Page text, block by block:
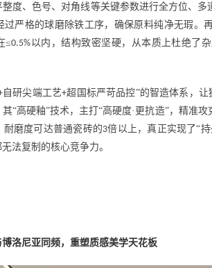
度、色号、对角线等关键参数进行全方位、
过严格的球磨除铁工序，确保原料纯净无瑕。
≤0.5% 以内，结构致密坚硬，从本质上杜绝了
自研尖端工艺+超国标严苛品控”的智造体系，
“高硬釉”技术，主打“高硬度·更抗造”，精准
耐磨度可达普通瓷砖的3倍以上，真正实现了“
法复制的核心竞争力。
洛尼亚同频，重塑质感美学天花板